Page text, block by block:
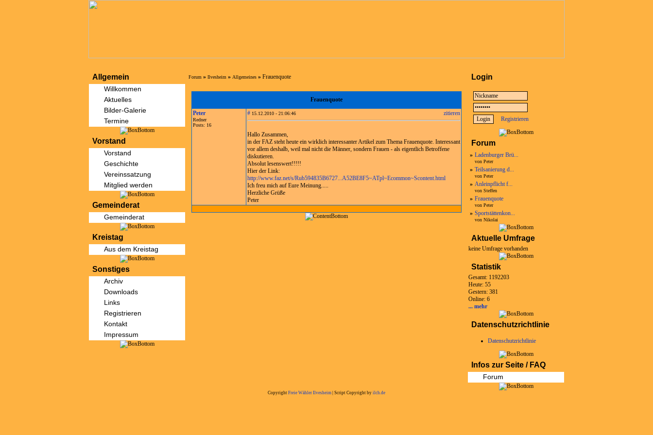
Allgemein
Willkommen
Aktuelles
Bilder-Galerie
Termine
Vorstand
Vorstand
Geschichte
Vereinssatzung
Mitglied werden
Gemeinderat
Gemeinderat
Kreistag
Aus dem Kreistag
Sonstiges
Archiv
Downloads
Links
Registrieren
Kontakt
Impressum
Forum » Ilvesheim » Allgemeines » Frauenquote
Frauenquote
Peter
Redner
Posts: 16
# 15.12.2010 - 21:06:46 zitieren
Hallo Zusammen,
in der FAZ steht heute ein wirklich interessanter Artikel zum Thema Frauenquote. Interessant
vor allem deshalb, weil mal nicht die Männer, sondern Frauen - als eigentlich Betroffene
diskutieren.
Absolut lesenswert!!!!!
Hier der Link:
http://www.faz.net/s/Rub594835B6727...A52BE8F5~ATpl~Ecommon~Scontent.html
Ich freu mich auf Eure Meinung.....
Herzliche Grüße
Peter
Login
Registrieren
Forum
» Ladenburger Brü...
von Peter
» Teilsanierung d...
von Peter
» Anleinpflicht f...
von Steffen
» Frauenquote
von Peter
» Sportstättenkon...
von Nikolai
Aktuelle Umfrage
keine Umfrage vorhanden
Statistik
Gesamt: 1192203
Heute: 55
Gestern: 381
Online: 6
... mehr
Datenschutzrichtlinie
Datenschutzrichtlinie
Infos zur Seite / FAQ
Forum
Copyright Freie Wähler Ilvesheim | Script Copyright by ilch.de